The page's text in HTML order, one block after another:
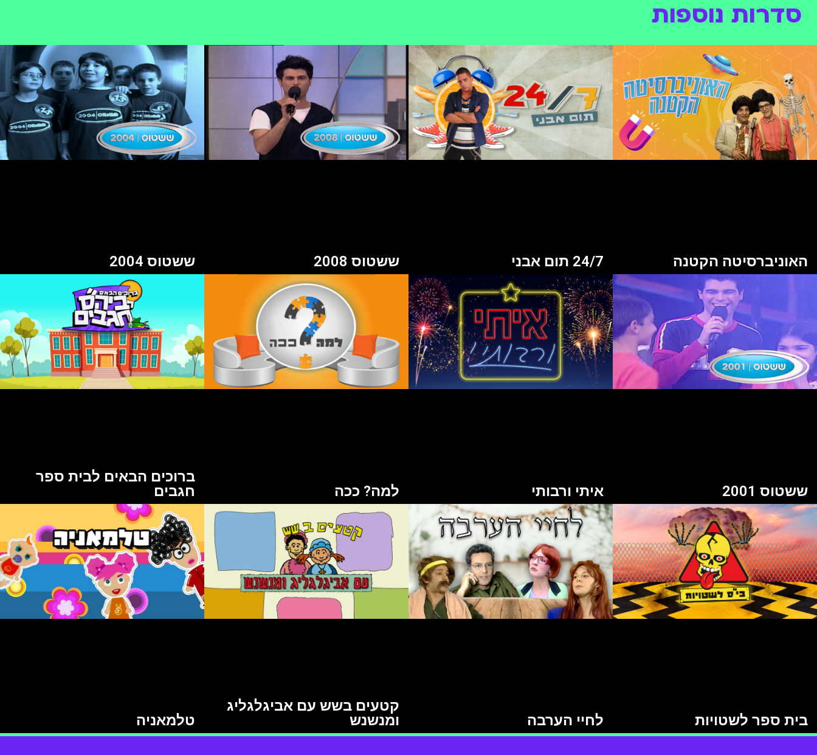
סדרות נוספות
האוניברסיטה הקטנה 24/7 תום אבני ששטוס 2008 ששטוס 2004
ששטוס 2001 איתי ורבותי למה? ככה
ברוכים הבאים לבית ספר
חגבים
בית ספר לשטויות לחיי הערבה
קטעים בשש עם אביגלגליג
ומנשנש
טלמאניה